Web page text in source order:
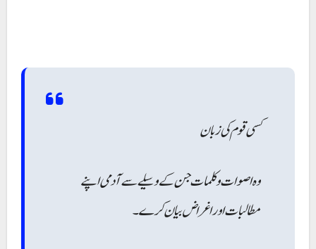
کسی قوم کی زبان
وہ اصوات و کلمات جن کے وسیلے سے آدمی اپنے
مطالبات اور اغراض بیان کرے۔